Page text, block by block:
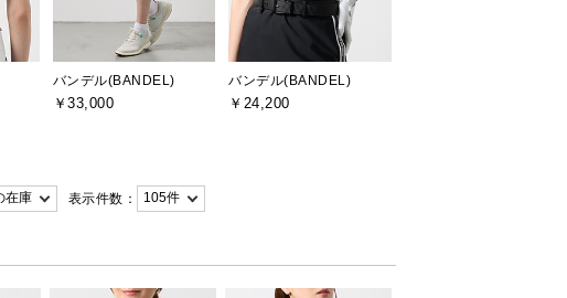
バンデル(BANDEL)
￥33,000
バンデル(BANDEL)
￥24,200
表示件数：